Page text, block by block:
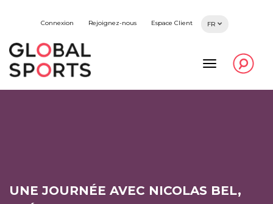
Connexion Rejoignez-nous Espace Client FR
UNE JOURNÉE AVEC NICOLAS BEL,